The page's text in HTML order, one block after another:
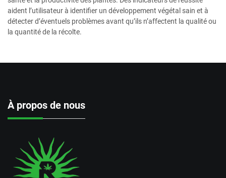
aident l’utilisateur à identifier un développement végétal sain et à
détecter d’éventuels problèmes avant qu’ils n’affectent la qualité ou
la quantité de la récolte.
À propos de nous